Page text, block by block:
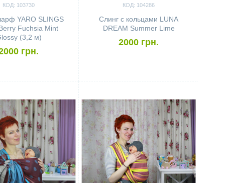
КОД: 103730
YARO SLINGS
Fuchsia Mint
(3,2 м)
грн.
КОД: 104286
Cлинг с кольцами LUNA
DREAM Summer Lime
2000 грн.